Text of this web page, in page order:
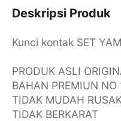
Deskripsi Produk
Kunci kontak SET
PRODUK ASLI
BAHAN PREMIUN NO
TIDAK MUDAH
TIDAK BERKARAT